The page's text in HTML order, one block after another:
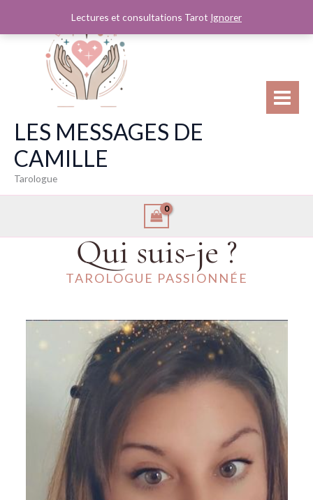
Lectures et consultations Tarot Ignorer
contenu
LES MESSAGES DE
CAMILLE
Tarologue
Qui suis-je ?
TAROLOGUE PASSIONNÉE